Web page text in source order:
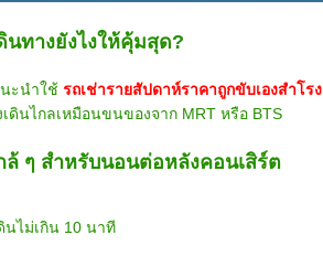
นทางยังไงให้คุ้มสุด?
ะนำใช้ รถเช่ารายสัปดาห์ราคาถูกขับเองสำโรง
นไกลเหมือนขนของจาก MRT หรือ BTS
ๆ สำหรับนอนต่อหลังคอนเสิร์ต
นไม่เกิน 10 นาที